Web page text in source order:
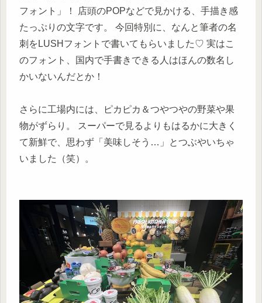
フォント」！ 店頭のPOPなどで見かける、手描き感
たっぷりの文字です。 今回特別に、なんと筆者の名
刺をLUSHフォントで書いてもらいました♡ 実はこ
のフォント、国内で手書きできる人はほんの数名し
かいないんだとか！
さらに工場内には、ピカピカ＆つやつやの野菜や果
物がずらり。 スーパーで見るよりもはるかに大きく
て新鮮で、思わず「美味しそう…」とつぶやいちゃ
いました（笑）。